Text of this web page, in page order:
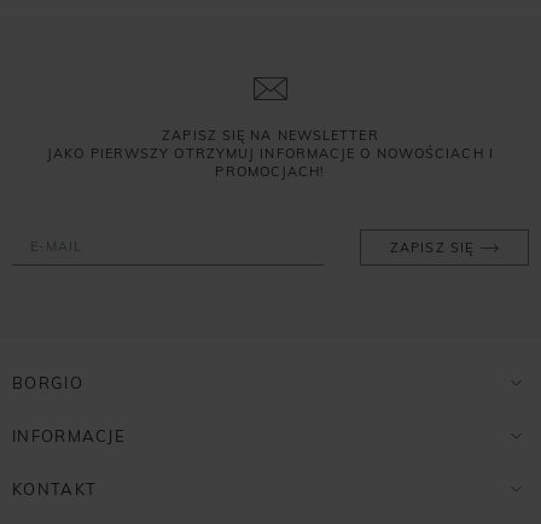
ZAPISZ SIĘ NA NEWSLETTER
JAKO PIERWSZY OTRZYMUJ INFORMACJE O NOWOŚCIACH I
PROMOCJACH!
ZAPISZ SIĘ
BORGIO
INFORMACJE
KONTAKT